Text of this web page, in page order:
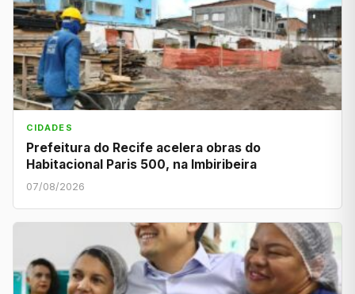
CIDADES
Prefeitura do Recife acelera obras do
Habitacional Paris 500, na Imbiribeira
07/08/2026